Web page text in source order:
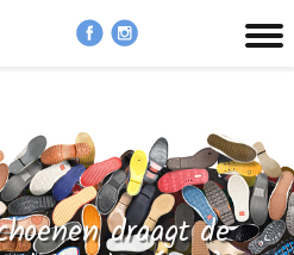
draagt de